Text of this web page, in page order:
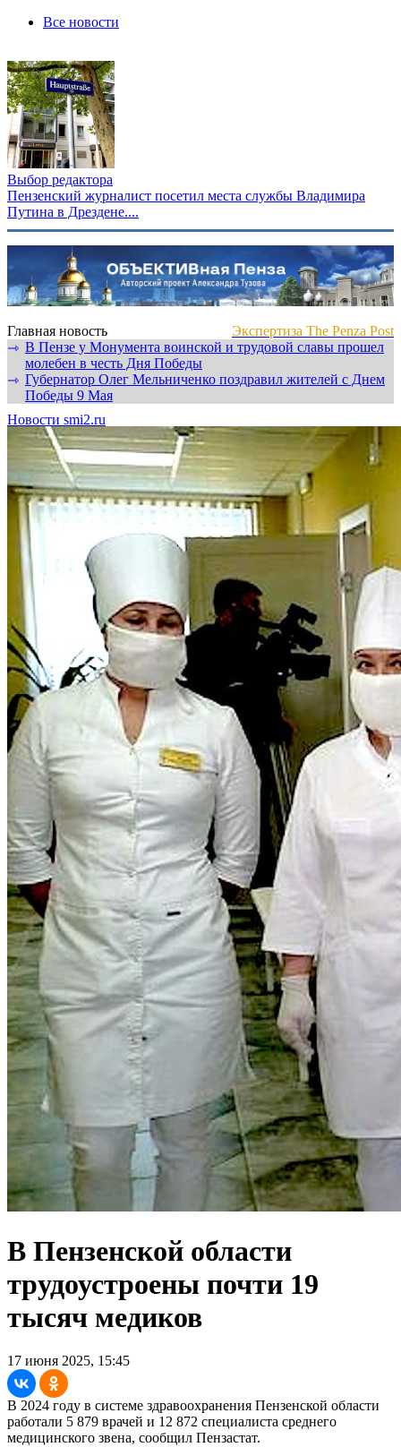
Все новости
Выбор редактора
Пензенский журналист посетил места службы Владимира
Путина в Дрездене....
Главная новость
Экспертиза The Penza Post
⇾ В Пензе у Монумента воинской и трудовой славы прошел
молебен в честь Дня Победы
⇾ Губернатор Олег Мельниченко поздравил жителей с Днем
Победы 9 Мая
Новости smi2.ru
В Пензенской области
трудоустроены почти 19
тысяч медиков
17 июня 2025, 15:45
В 2024 году в системе здравоохранения Пензенской области
работали 5 879 врачей и 12 872 специалиста среднего
медицинского звена, сообщил Пензастат.